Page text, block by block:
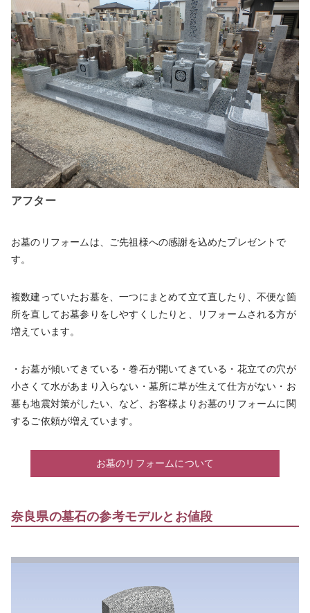
アフター
お墓のリフォームは、ご先祖様への感謝を込めたプレゼントで
す。
複数建っていたお墓を、一つにまとめて立て直したり、不便な箇
所を直してお墓参りをしやすくしたりと、リフォームされる方が
増えています。
・お墓が傾いてきている・巻石が開いてきている・花立ての穴が
小さくて水があまり入らない・墓所に草が生えて仕方がない・お
墓も地震対策がしたい、など、お客様よりお墓のリフォームに関
するご依頼が増えています。
お墓のリフォームについて
奈良県の墓石の参考モデルとお値段